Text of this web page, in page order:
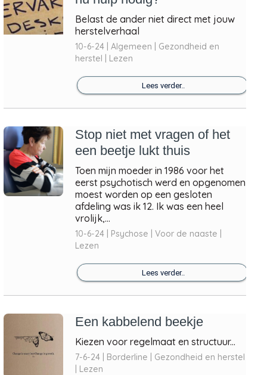
Belast de ander niet direct met jouw
herstelverhaal
10-6-24 | Algemeen | Gezondheid en
herstel | Lezen
Lees verder..
Stop niet met vragen of het
een beetje lukt thuis
Toen mijn moeder in 1986 voor het
eerst psychotisch werd en opgenomen
moest worden op een gesloten
afdeling was ik 12. Ik was een heel
vrolijk,...
10-6-24 | Psychose | Voor de naaste |
Lezen
Lees verder..
Een kabbelend beekje
Kiezen voor regelmaat en structuur...
7-6-24 | Borderline | Gezondheid en herstel
| Lezen